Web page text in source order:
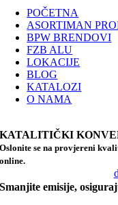
POČETNA
ASORTIMAN
BPW BRENDOVI
FZB ALU
LOKACIJE
BLOG
KATALOZI
O NAMA
KATALITIČKI
Oslonite se na provjereni
online.
Smanjite emisije,